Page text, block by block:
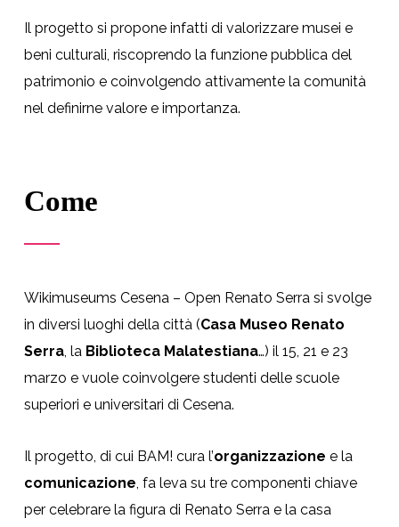
Il progetto si propone infatti di valorizzare musei e
beni culturali, riscoprendo la funzione pubblica del
patrimonio e coinvolgendo attivamente la comunità
nel definirne valore e importanza.
Come
Wikimuseums Cesena – Open Renato Serra si svolge
in diversi luoghi della città (Casa Museo Renato
Serra, la Biblioteca Malatestiana…) il 15, 21 e 23
marzo e vuole coinvolgere studenti delle scuole
superiori e universitari di Cesena.
Il progetto, di cui BAM! cura l’organizzazione e la
comunicazione, fa leva su tre componenti chiave
per celebrare la figura di Renato Serra e la casa